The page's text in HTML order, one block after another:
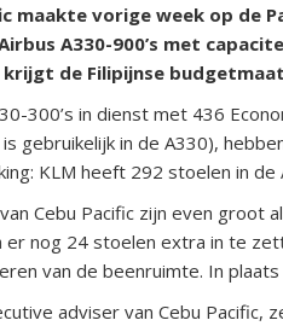
maakte vorige week op de
A330-900’s met
de Filipijnse
300’s in dienst met 436
gebruikelijk in de A330),
KLM heeft 292 stoelen in de
Cebu Pacific zijn even groot
er nog 24 stoelen extra in te
van de beenruimte. In
adviser van Cebu Pacific,